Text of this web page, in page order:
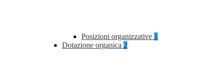
Posizioni organizzative 1
Dotazione organica 2